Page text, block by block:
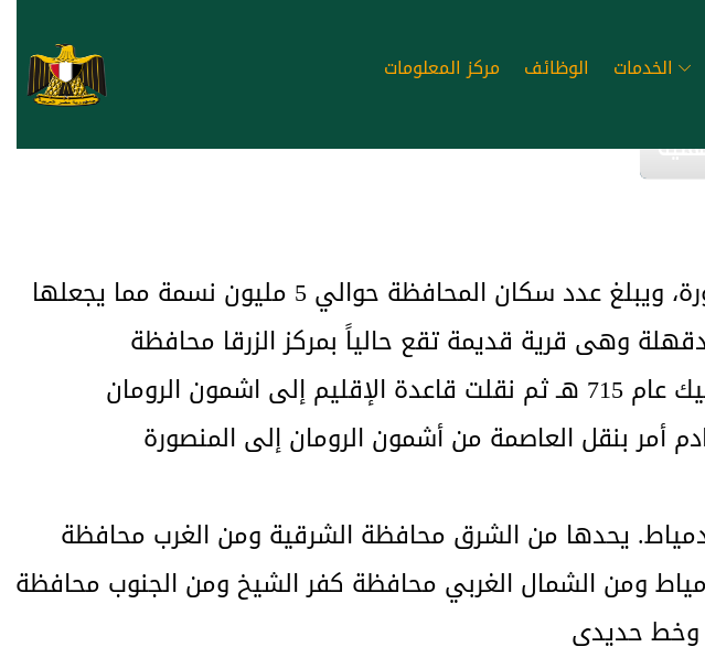
مركز المعلومات الوظائف الخدمات
وهى قرية قديمة تقع حالياً بمركز الزرقا محافظة
الرومان
يحدها من الشرق محافظة الشرقية ومن الغرب محافظة
ومن الشمال الغربي محافظة كفر الشيخ ومن الجنوب محافظة